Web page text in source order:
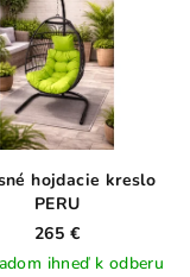
hojdacie kreslo
PERU
265 €
ihneď k odberu